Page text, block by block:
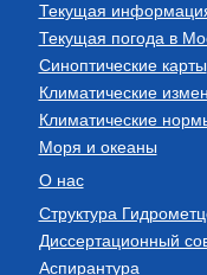
Текущая
Текущая погода в
Синоптические карты
Климатические
Климатические
Моря и океаны
О нас
Структура
Диссертационный
Аспирантура